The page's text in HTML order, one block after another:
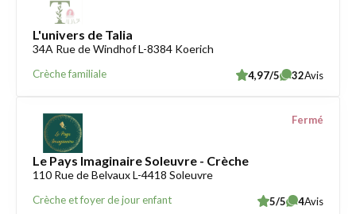
L'univers de Talia
34A Rue de Windhof L-8384 Koerich
Crèche familiale 4,97/5 32Avis
Le Pays Imaginaire Soleuvre - Crèche
110 Rue de Belvaux L-4418 Soleuvre
Crèche et foyer de jour enfant
Fermé
5/5 4Avis